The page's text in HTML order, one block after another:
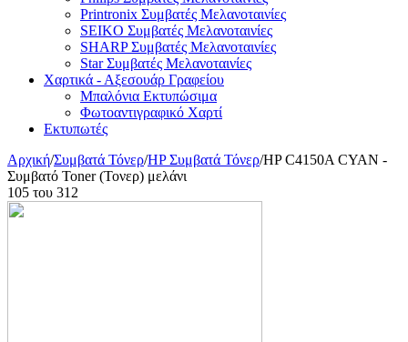
Printronix Συμβατές Μελανοταινίες
SEIKO Συμβατές Μελανοταινίες
SHARP Συμβατές Μελανοταινίες
Star Συμβατές Μελανοταινίες
Χαρτικά - Αξεσουάρ Γραφείου
Μπαλόνια Εκτυπώσιμα
Φωτοαντιγραφικό Χαρτί
Εκτυπωτές
Αρχική/Συμβατά Τόνερ/HP Συμβατά Τόνερ/HP C4150A CYAN -
Συμβατό Toner (Τονερ) μελάνι
105 του 312